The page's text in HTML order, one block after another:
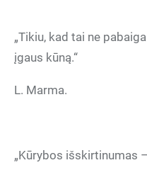
„Tikiu, kad tai ne
įgaus kūną.“
L. Marma.
„Kūrybos išskirtinumas